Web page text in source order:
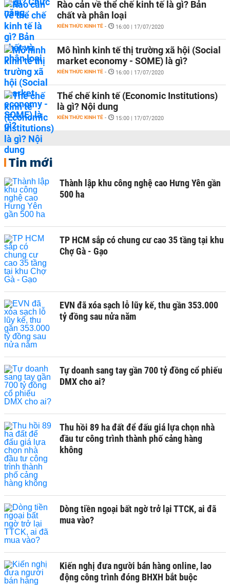
Rào cản về thể chế kinh tế là gì? Bản
chất và phân loại
KIẾN THỨC KINH TẾ - 16:00 | 17/07/2020
Mô hình kinh tế thị trường xã hội (Social
market economy - SOME) là gì?
KIẾN THỨC KINH TẾ - 16:00 | 17/07/2020
Thể chế kinh tế (Economic Institutions)
là gì? Nội dung
KIẾN THỨC KINH TẾ - 15:00 | 17/07/2020
Tin mới
Thành lập khu công nghệ cao Hưng Yên gần
500 ha
TP HCM sắp có chung cư cao 35 tầng tại khu
Chợ Gà - Gạo
EVN đã xóa sạch lỗ lũy kế, thu gần 353.000
tỷ đồng sau nửa năm
Tự doanh sang tay gần 700 tỷ đồng cổ phiếu
DMX cho ai?
Thu hồi 89 ha đất để đấu giá lựa chọn nhà
đầu tư công trình thành phố cảng hàng
không
Dòng tiền ngoại bất ngờ trở lại TTCK, ai đã
mua vào?
Kiến nghị đưa người bán hàng online, lao
động công trình đóng BHXH bắt buộc